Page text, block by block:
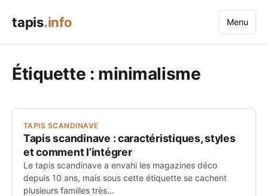
tapis.info Menu
Étiquette : minimalisme
TAPIS SCANDINAVE
Tapis scandinave : caractéristiques, styles
et comment l’intégrer
Le tapis scandinave a envahi les magazines déco
depuis 10 ans, mais sous cette étiquette se cachent
plusieurs familles très…